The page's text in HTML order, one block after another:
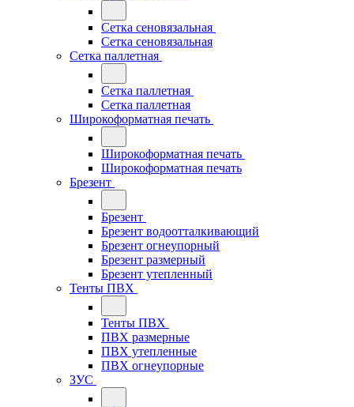
Сетка сеновязальная
Сетка сеновязальная
Сетка паллетная
Сетка паллетная
Сетка паллетная
Широкоформатная печать
Широкоформатная печать
Широкоформатная печать
Брезент
Брезент
Брезент водоотталкивающий
Брезент огнеупорный
Брезент размерный
Брезент утепленный
Тенты ПВХ
Тенты ПВХ
ПВХ размерные
ПВХ утепленные
ПВХ огнеупорные
ЗУС